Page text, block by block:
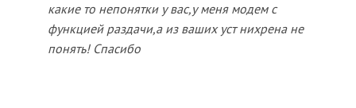
какие то непонятки у вас,у меня модем с
функцией раздачи,а из ваших уст нихрена не
понять! Спасибо